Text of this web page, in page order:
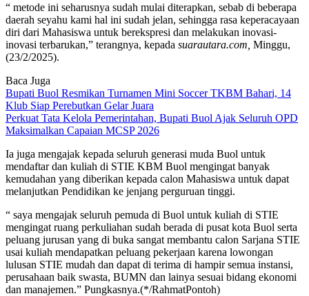
“ metode ini seharusnya sudah mulai diterapkan, sebab di beberapa
daerah seyahu kami hal ini sudah jelan, sehingga rasa keperacayaan
diri dari Mahasiswa untuk berekspresi dan melakukan inovasi-
inovasi terbarukan,” terangnya, kepada suarautara.com, Minggu,
(23/2/2025).
Baca Juga
Bupati Buol Resmikan Turnamen Mini Soccer TKBM Bahari, 14
Klub Siap Perebutkan Gelar Juara
Perkuat Tata Kelola Pemerintahan, Bupati Buol Ajak Seluruh OPD
Maksimalkan Capaian MCSP 2026
Ia juga mengajak kepada seluruh generasi muda Buol untuk
mendaftar dan kuliah di STIE KBM Buol mengingat banyak
kemudahan yang diberikan kepada calon Mahasiswa untuk dapat
melanjutkan Pendidikan ke jenjang perguruan tinggi.
“ saya mengajak seluruh pemuda di Buol untuk kuliah di STIE
mengingat ruang perkuliahan sudah berada di pusat kota Buol serta
peluang jurusan yang di buka sangat membantu calon Sarjana STIE
usai kuliah mendapatkan peluang pekerjaan karena lowongan
lulusan STIE mudah dan dapat di terima di hampir semua instansi,
perusahaan baik swasta, BUMN dan lainya sesuai bidang ekonomi
dan manajemen.” Pungkasnya.(*/RahmatPontoh)